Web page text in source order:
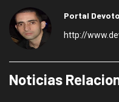
Portal
http://
Noticias